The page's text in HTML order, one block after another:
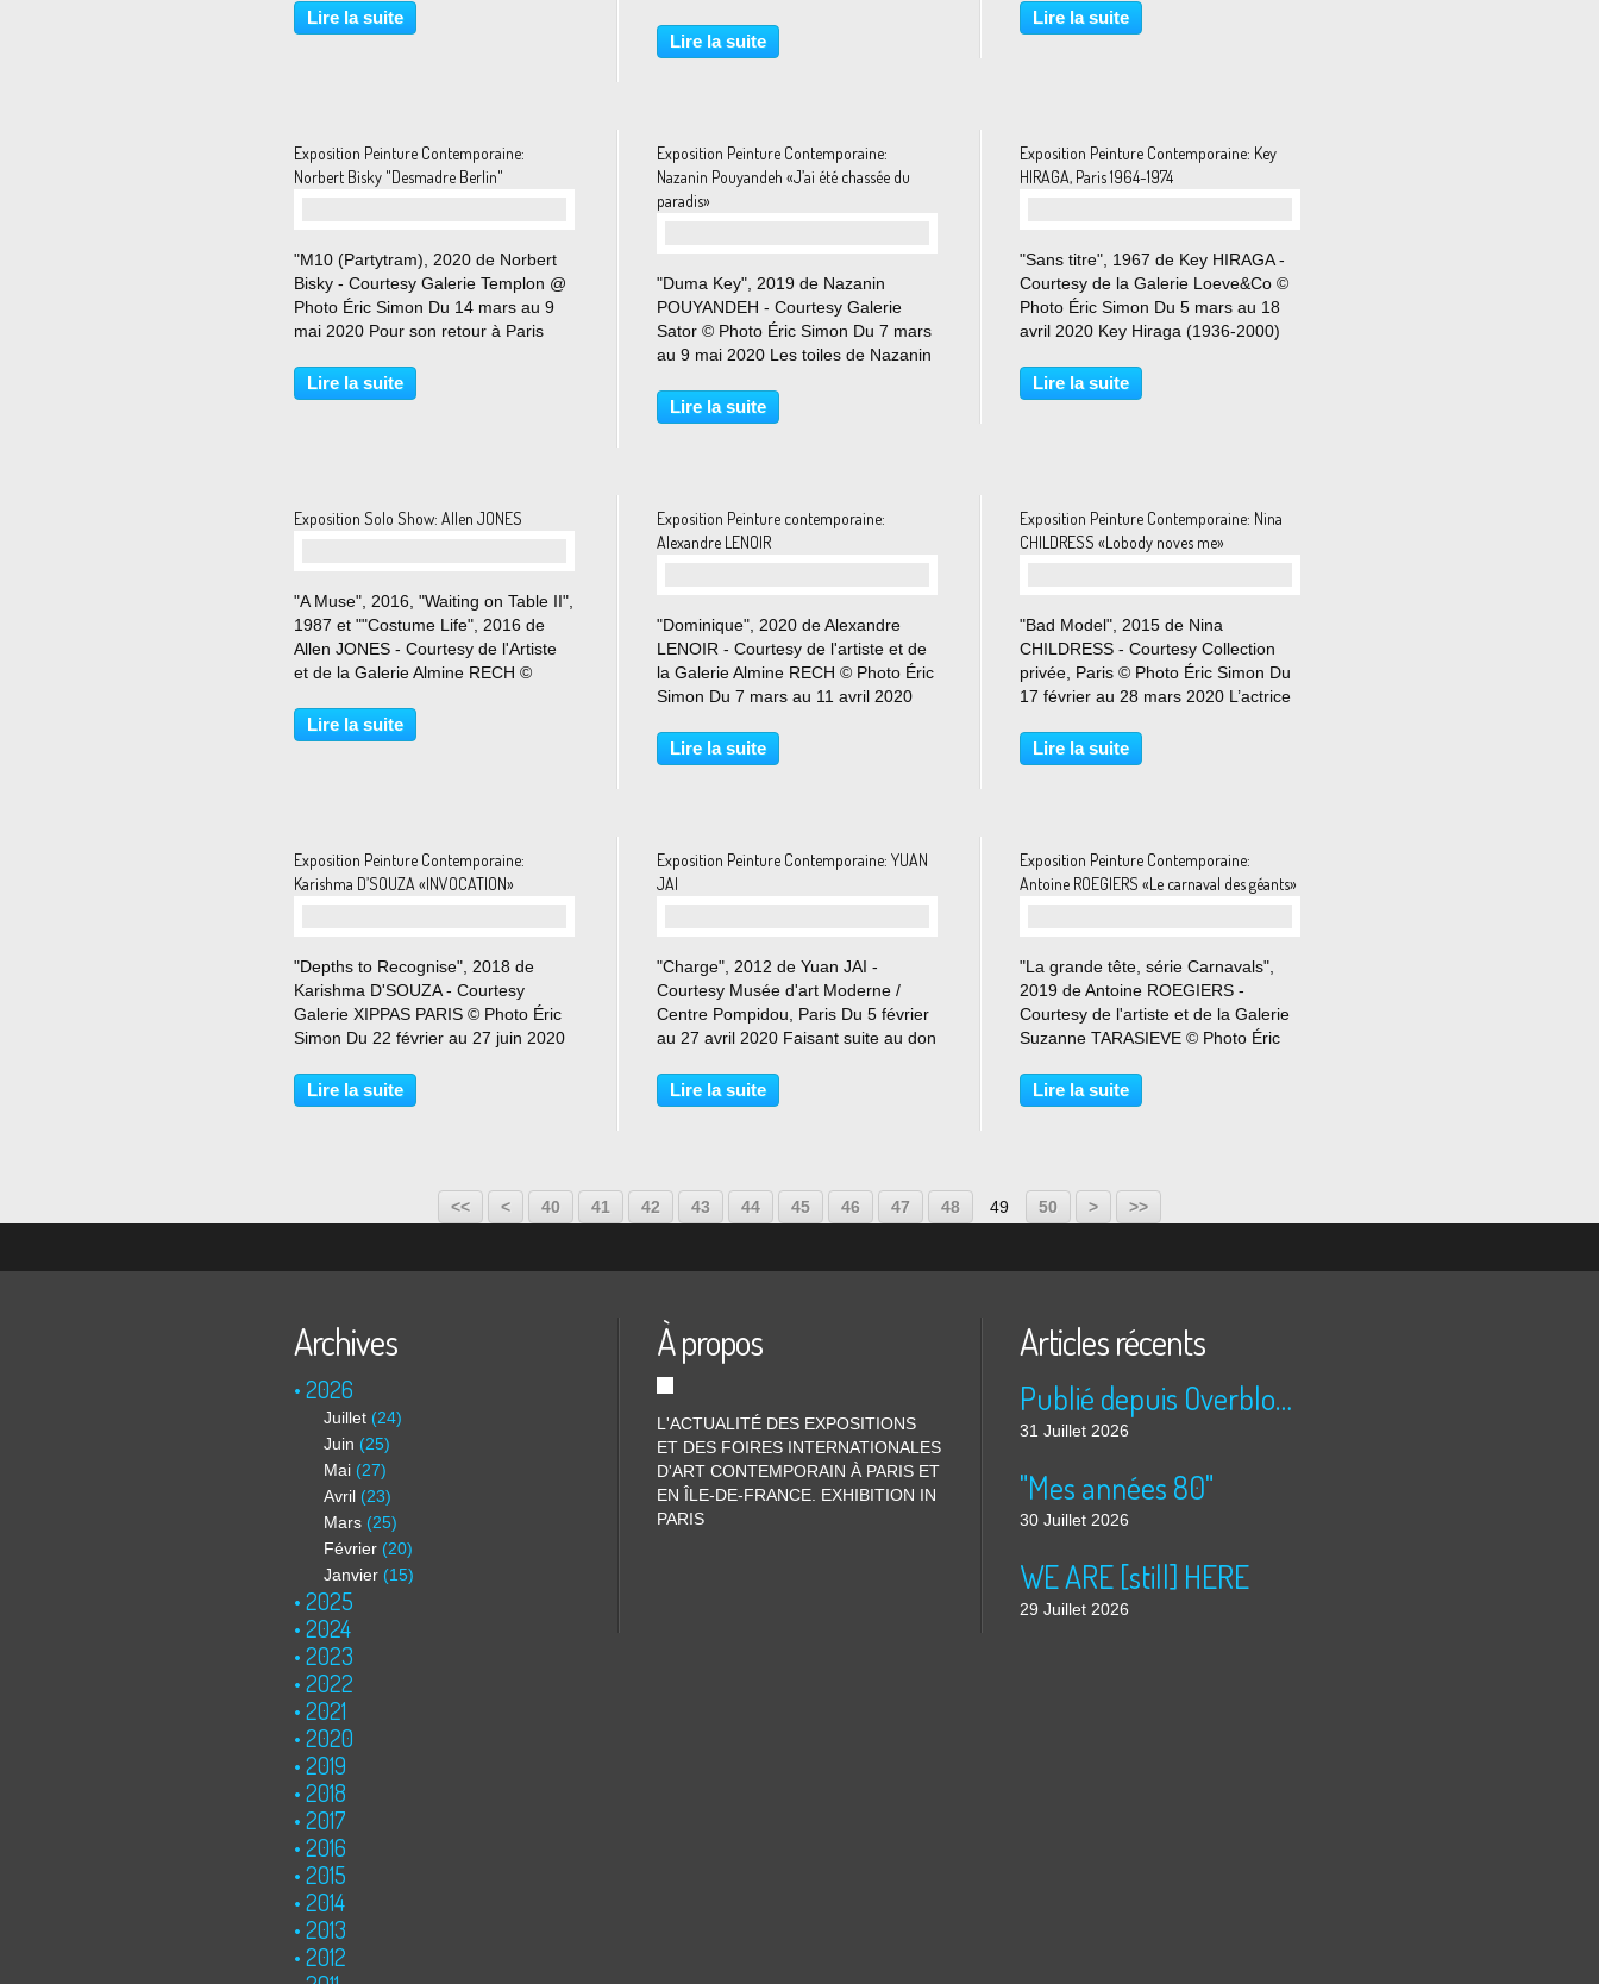
Sergey Kononov à la Galerie
Lazarew marque un véritable
Lire la suite
coin) signifie curieux. Sépànd
Danesh creuse le coin depuis bientôt
Lire la suite
exposition personnelle à la Galerie
Suzanne Tarasieve, l’artiste
Lire la suite
Exposition Peinture Contemporaine:
Norbert Bisky "Desmadre Berlin"
"M10 (Partytram), 2020 de Norbert
Bisky - Courtesy Galerie Templon @
Photo Éric Simon Du 14 mars au 9
mai 2020 Pour son retour à Paris
Norbert Bisky propose une
immersion au cœur de sa propre
Lire la suite
Exposition Peinture Contemporaine:
Nazanin Pouyandeh «J’ai été chassée du
paradis»
"Duma Key", 2019 de Nazanin
POUYANDEH - Courtesy Galerie
Sator © Photo Éric Simon Du 7 mars
au 9 mai 2020 Les toiles de Nazanin
coups, se découvrent en une
dégringolade. Les lignes qui les
Lire la suite
Exposition Peinture Contemporaine: Key
HIRAGA, Paris 1964-1974
"Sans titre", 1967 de Key HIRAGA -
Courtesy de la Galerie Loeve&Co ©
Photo Éric Simon Du 5 mars au 18
avril 2020 Key Hiraga (1936-2000)
présenté avec succès en duo avec
Tetsumi Kudo en 2017, puis en solo
Lire la suite
Exposition Solo Show: Allen JONES
"A Muse", 2016, "Waiting on Table II",
1987 et ""Costume Life", 2016 de
Allen JONES - Courtesy de l'Artiste
et de la Galerie Almine RECH ©
avril 2020 Allen Jones appartient à
une extraordinaire génération
Lire la suite
Exposition Peinture contemporaine:
Alexandre LENOIR
"Dominique", 2020 de Alexandre
LENOIR - Courtesy de l'artiste et de
la Galerie Almine RECH © Photo Éric
Simon Du 7 mars au 11 avril 2020
exclusivement dans le médium de la
peinture, oscillant entre un certain
Lire la suite
Exposition Peinture Contemporaine: Nina
CHILDRESS «Lobody noves me»
"Bad Model", 2015 de Nina
CHILDRESS - Courtesy Collection
privée, Paris © Photo Éric Simon Du
17 février au 28 mars 2020 L’actrice
James Bond girl, mariée en 1964 à
Peter Sellers, puis compagne de Rod
Lire la suite
Exposition Peinture Contemporaine:
Karishma D’SOUZA «INVOCATION»
"Depths to Recognise", 2018 de
Karishma D'SOUZA - Courtesy
Galerie XIPPAS PARIS © Photo Éric
Simon Du 22 février au 27 juin 2020
Invocation, la troisième exposition
personnelle de Karishma D’Souza à
Lire la suite
Exposition Peinture Contemporaine: YUAN
JAI
"Charge", 2012 de Yuan JAI -
Courtesy Musée d'art Moderne /
Centre Pompidou, Paris Du 5 février
au 27 avril 2020 Faisant suite au don
2012) au Musée national d’art
moderne / Centre Pompidou, cette
Lire la suite
Exposition Peinture Contemporaine:
Antoine ROEGIERS «Le carnaval des géants»
"La grande tête, série Carnavals",
2019 de Antoine ROEGIERS -
Courtesy de l'artiste et de la Galerie
Suzanne TARASIEVE © Photo Éric
Suzanne Tarasieve est heureuse de
présenter la première exposition
Lire la suite
<< < 10
20
30
40 41 42 43 44 45 46 47 48 49 50 60
70
> >>
Archives
2026
Juillet (24)
Juin (25)
Mai (27)
Avril (23)
Mars (25)
Février (20)
Janvier (15)
2025
2024
2023
2022
2021
2020
2019
2018
2017
2016
2015
2014
2013
2012
À propos
L'ACTUALITÉ DES EXPOSITIONS
ET DES FOIRES INTERNATIONALES
D'ART CONTEMPORAIN À PARIS ET
EN ÎLE-DE-FRANCE. EXHIBITION IN
PARIS
Articles récents
Publié depuis Overblog et Facebook
31 Juillet 2026
"Mes années 80"
30 Juillet 2026
WE ARE [still] HERE
29 Juillet 2026